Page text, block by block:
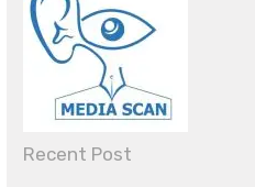
Recent Post